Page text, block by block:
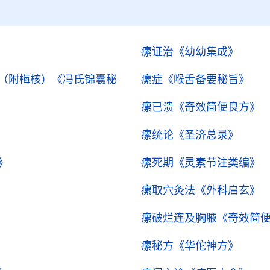
瘰证治 《幼幼集成》
附梅核） 《冯氏锦囊秘 瘰症 《喉舌备要秘旨》
瘰已溃 《奇效简便良方》
瘰统论 《圣济总录》
瘰死期 《灵素节注类编》
瘰取穴灸法 《外科启玄》
瘰破烂连及胸腋 《奇效简
瘰秘方 《华佗神方》